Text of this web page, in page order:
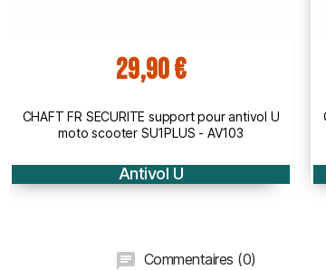
U
29,90 €
CHAFT FR SECURITE support pour
moto scooter SU04 - AV102
Commentaires (0)